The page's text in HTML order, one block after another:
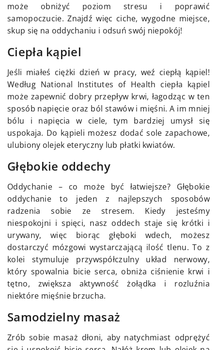
może obniżyć poziom stresu i poprawić
samopoczucie. Znajdź więc ciche, wygodne miejsce,
skup się na oddychaniu i odsuń swój niepokój!
Ciepła kąpiel
Jeśli miałeś ciężki dzień w pracy, weź ciepłą kąpiel!
Według National Institutes of Health ciepła kąpiel
może zapewnić dobry przepływ krwi, łagodząc w ten
sposób napięcie oraz ból stawów i mięśni. A im mniej
bólu i napięcia w ciele, tym bardziej umysł się
uspokaja. Do kąpieli możesz dodać sole zapachowe,
ulubiony olejek eteryczny lub płatki kwiatów.
Głębokie oddechy
Oddychanie – co może być łatwiejsze? Głębokie
oddychanie to jeden z najlepszych sposobów
radzenia sobie ze stresem. Kiedy jesteśmy
niespokojni i spięci, nasz oddech staje się krótki i
urywany, więc biorąc głęboki wdech, możesz
dostarczyć mózgowi wystarczającą ilość tlenu. To z
kolei stymuluje przywspółczulny układ nerwowy,
który spowalnia bicie serca, obniża ciśnienie krwi i
tętno, zwiększa aktywność żołądka i rozluźnia
niektóre mięśnie brzucha.
Samodzielny masaż
Zrób sobie masaż dłoni, aby natychmiast odprężyć